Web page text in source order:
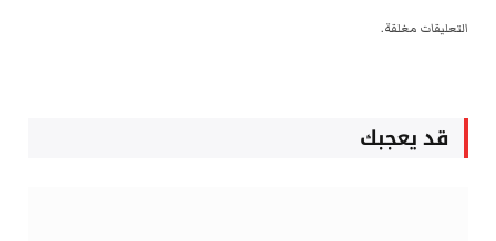
التعليقات مغلقة.
قد يعجبك